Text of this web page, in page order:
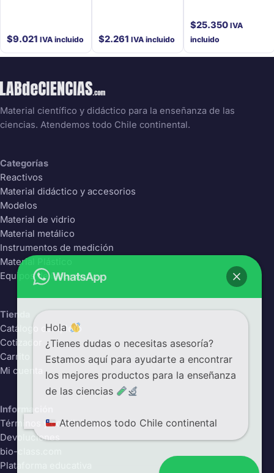
$9.021 IVA incluido $2.261 IVA incluido
$25.350 IVA
incluido
Material científico y didáctico para la enseñanza de las
ciencias. Atendemos todo Chile continental.
Categorías
Reactivos
Material didáctico y accesorios
Modelos
Material de vidrio
Material metálico
Instrumentos de medición
Material Plástico
Equipos de laboratorio
Tienda
Catálogo completo
Cotizador
Carrito
Mi cuenta
Información
Términos y condiciones
Devoluciones
bio-class.com
Plataforma educativa
Hola
¿Tienes dudas o necesitas asesoría?
Estamos aquí para ayudarte a encontrar
los mejores productos para la enseñanza
de las ciencias
Atendemos todo Chile continental